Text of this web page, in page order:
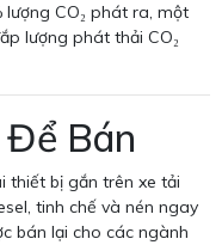
CO₂ phát ra, một
lượng phát thải CO₂
Để Bán
thiết bị gắn trên xe tải
tinh chế và nén ngay
bán lại cho các ngành